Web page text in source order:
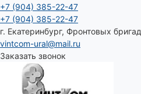
+7 (904) 385-22-47
+7 (904) 385-22-47
г. Екатеринбург, Фронтовых
vintcom-ural@mail.ru
Заказать звонок